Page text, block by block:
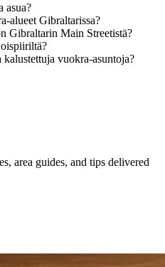
asua?
alueet Gibraltarissa?
Gibraltarin Main Streetistä?
vuokra-asuntoja?
area guides, and tips delivered